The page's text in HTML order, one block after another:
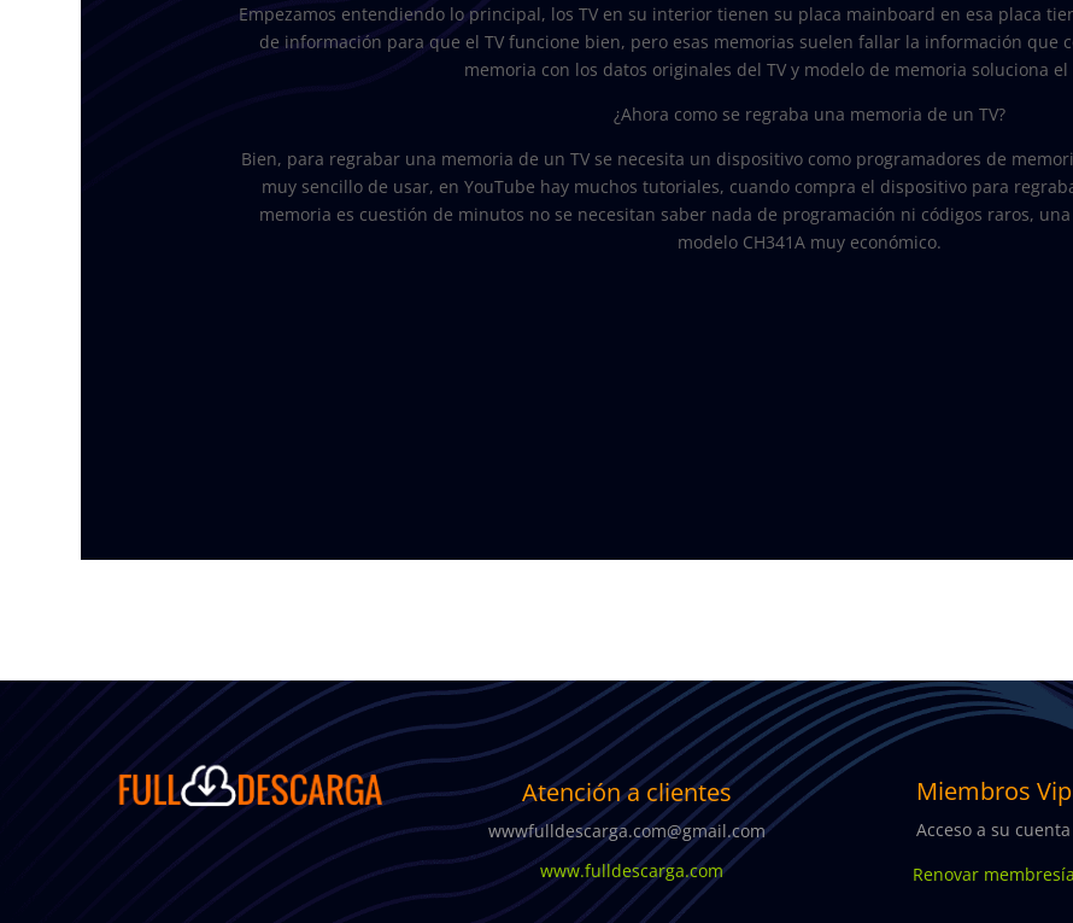
Empezamos entendiendo lo principal, los TV en su interior tienen su placa mainboard en esa placa
de información para que el TV funcione bien, pero esas memorias suelen fallar la información que
memoria con los datos originales del TV y modelo de memoria soluciona
¿Ahora como se regraba una memoria de un TV?
Bien, para regrabar una memoria de un TV se necesita un dispositivo como programadores de
muy sencillo de usar, en YouTube hay muchos tutoriales, cuando compra el dispositivo para
memoria es cuestión de minutos no se necesitan saber nada de programación ni códigos raros,
modelo CH341A muy económico.
Atención a clientes
wwwfulldescarga.com@gmail.com
www.fulldescarga.com
Miembros Vip
Acceso a su cuenta
Renovar membresía